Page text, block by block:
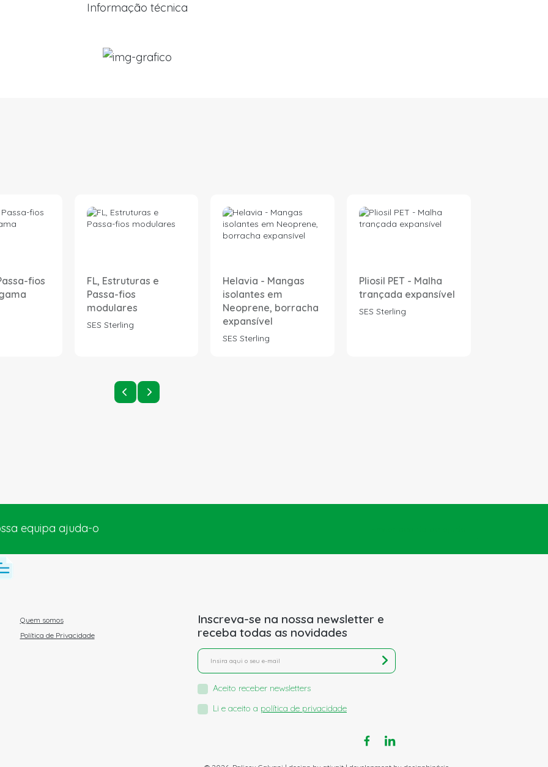
Informação técnica
fios
FL, Estruturas e
Passa-fios
modulares
SES Sterling
Helavia - Mangas
isolantes em
Neoprene, borracha
expansível
SES Sterling
Pliosil PET - Malha
trançada expansível
SES Sterling
equipa ajuda-o
Quem somos
Política de Privacidade
Inscreva-se na nossa newsletter e
receba todas as novidades
Aceito receber newsletters
Li e aceito a política de privacidade